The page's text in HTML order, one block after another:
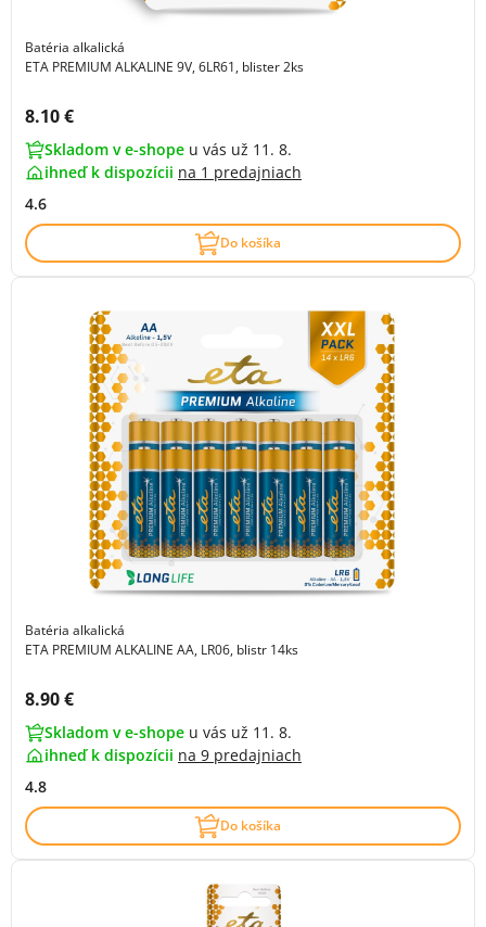
Batéria alkalická
ETA PREMIUM ALKALINE 9V, 6LR61, blister 2ks
Cena s DPH:
8.10 €
Skladom v e-shope u vás už 11. 8.
ihneď k dispozícii na 1 predajniach
4.6
Do košíka
Batéria alkalická
ETA PREMIUM ALKALINE AA, LR06, blistr 14ks
Cena s DPH:
8.90 €
Skladom v e-shope u vás už 11. 8.
ihneď k dispozícii na 9 predajniach
4.8
Do košíka